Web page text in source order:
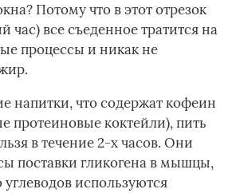
Потому что в этот отрезок
час) все съеденное тратится на
процессы и никак не
напитки, что содержат кофеин
протеиновые коктейли), пить
в течение 2-х часов. Они
поставки гликогена в мышцы,
углеводов используются